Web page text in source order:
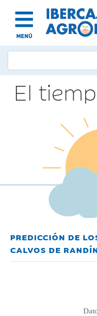
MENÚ
El
PREDICCIÓN DE
CALVOS DE